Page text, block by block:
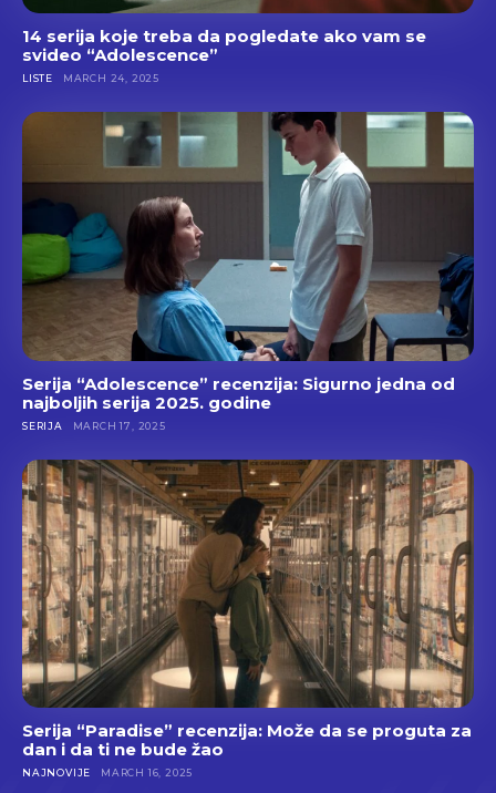
14 serija koje treba da pogledate ako vam se
svideo “Adolescence”
LISTE MARCH 24, 2025
Serija “Adolescence” recenzija: Sigurno jedna od
najboljih serija 2025. godine
SERIJA MARCH 17, 2025
Serija “Paradise” recenzija: Može da se proguta za
dan i da ti ne bude žao
NAJNOVIJE MARCH 16, 2025